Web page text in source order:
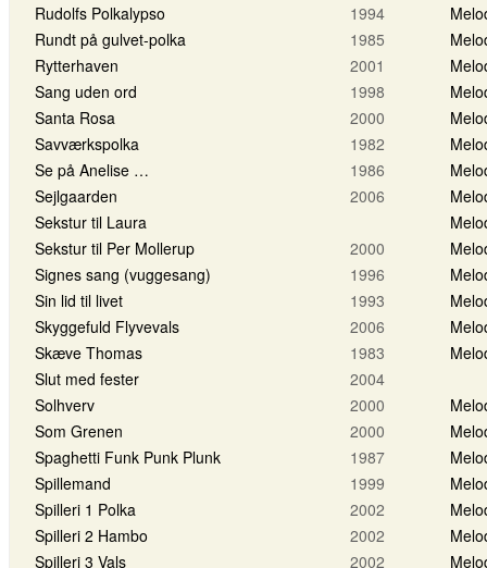
Rudolfs Polkalypso
1994
Rundt på gulvet-polka
1985
Rytterhaven
2001
Sang uden ord
1998
Santa Rosa
2000
Savværkspolka
1982
Se på Anelise …
1986
Sejlgaarden
2006
Sekstur til Laura
Sekstur til Per Mollerup
2000
Signes sang (vuggesang)
1996
Sin lid til livet
1993
Skyggefuld Flyvevals
2006
Skæve Thomas
1983
Slut med fester
2004
Solhverv
2000
Som Grenen
2000
Spaghetti Funk Punk Plunk
1987
Spillemand
1999
Spilleri 1 Polka
2002
Spilleri 2 Hambo
2002
Spilleri 3 Vals
2002